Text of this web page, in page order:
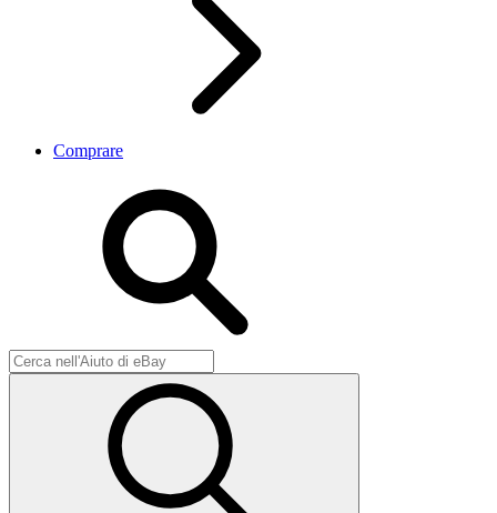
Comprare